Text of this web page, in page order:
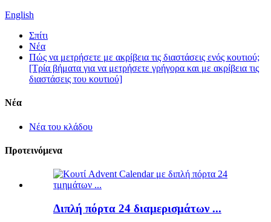
English
Σπίτι
Νέα
Πώς να μετρήσετε με ακρίβεια τις διαστάσεις ενός κουτιού;
[Τρία βήματα για να μετρήσετε γρήγορα και με ακρίβεια τις
διαστάσεις του κουτιού]
Νέα
Νέα του κλάδου
Προτεινόμενα
Διπλή πόρτα 24 διαμερισμάτων ...